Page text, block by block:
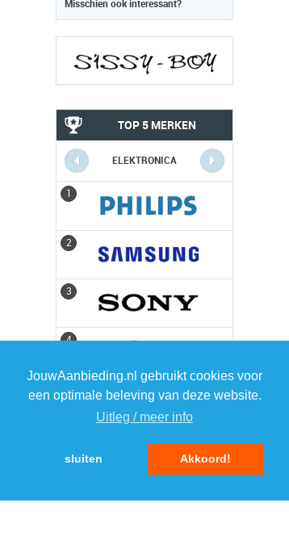
JouwAanbieding.nl gebruikt cookies voor
een optimale beleving van deze website.
Uitleg / meer info
sluiten Akkoord!
Misschien ook interessant?
TOP 5 MERKEN
ELEKTRONICA
1
2
3
4
5
4
5